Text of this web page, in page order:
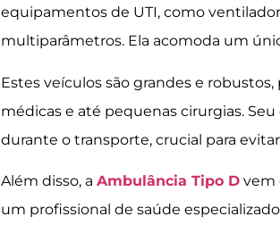
equipamentos de UTI, como
multiparâmetros. Ela acomoda um
Estes veículos são grandes e
médicas e até pequenas cirurgias.
durante o transporte, crucial para
Além disso, aAmbulância Tipo D vem
um profissional de saúde